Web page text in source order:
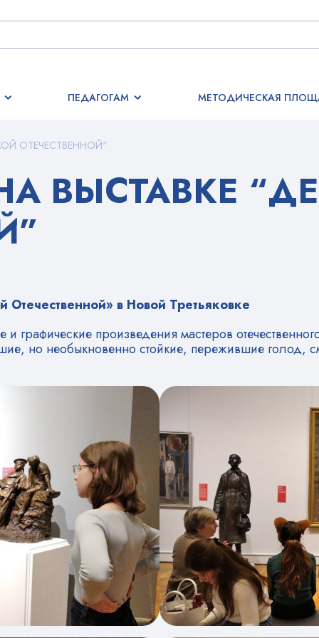
ПЕДАГОГАМ МЕТОДИЧЕСКАЯ
ОТЕЧЕСТВЕННОЙ"
ВЫСТАВКЕ
в Новой Третьяковке
графические произведения мастеров
но необыкновенно стойкие, пережившие голод,